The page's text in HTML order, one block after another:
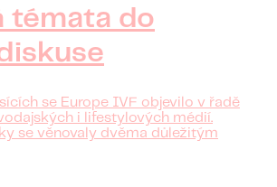
témata do
se Europe IVF objevilo v řadě
i lifestylových médií.
se věnovaly dvěma důležitým